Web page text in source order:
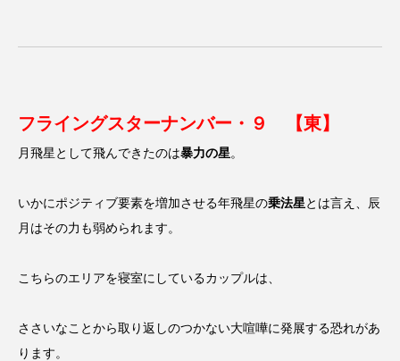
フライングスターナンバー・９ 【東】
月飛星として飛んできたのは暴力の星。
いかにポジティブ要素を増加させる年飛星の乗法星とは言え、辰
月はその力も弱められます。
こちらのエリアを寝室にしているカップルは、
ささいなことから取り返しのつかない大喧嘩に発展する恐れがあ
ります。